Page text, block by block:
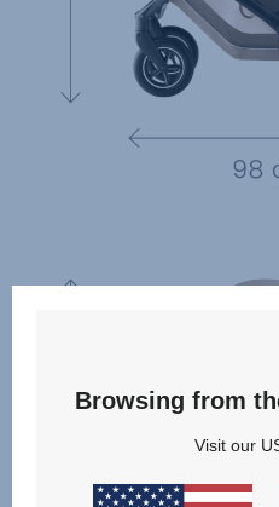
Browsing from
Visit our